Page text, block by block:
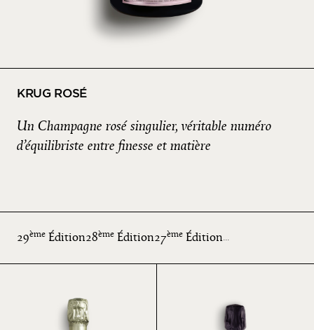
KRUG ROSÉ
Un Champagne rosé singulier, véritable numéro
d’équilibriste entre finesse et matière
29ème Édition28ème Édition27ème Édition